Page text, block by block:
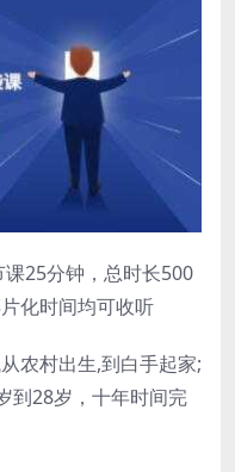
25分钟，总时长500
化时间均可收听
农村出生,到白手起家;
到28岁，十年时间完